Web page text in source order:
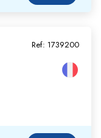
Ref: 1739200